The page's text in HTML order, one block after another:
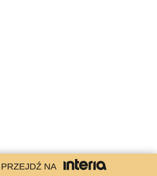
PRZEJDŹ NA